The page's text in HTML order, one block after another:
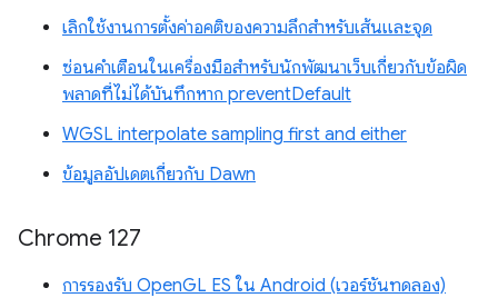
เลิกใช้งานการตั้งค่าอคติของความลึกสำหรับเส้นและจุด
ซ่อนคำเตือนในเครื่องมือสำหรับนักพัฒนาเว็บเกี่ยวกับข้อผิด
พลาดที่ไม่ได้บันทึกหาก preventDefault
WGSL interpolate sampling first and either
ข้อมูลอัปเดตเกี่ยวกับ Dawn
Chrome 127
การรองรับ OpenGL ES ใน Android (เวอร์ชันทดลอง)